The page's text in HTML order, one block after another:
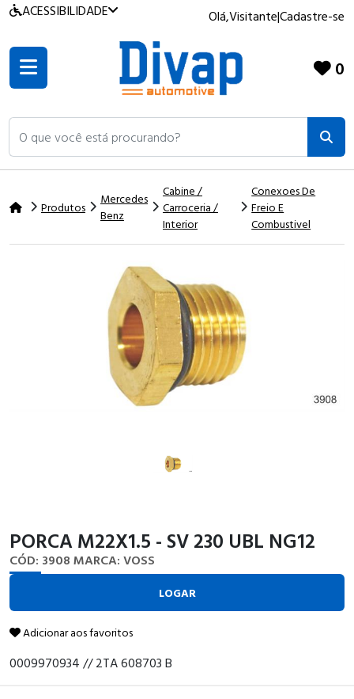
ACESSIBILIDADE Olá,Visitante|Cadastre-se
O que você está procurando?
0
Produtos
Mercedes
Benz
Cabine /
Carroceria /
Interior
Conexoes De
Freio E
Combustivel
PORCA M22X1.5 - SV 230 UBL NG12
CÓD: 3908 MARCA: VOSS
LOGAR
Adicionar aos favoritos
0009970934 // 2TA 608703 B